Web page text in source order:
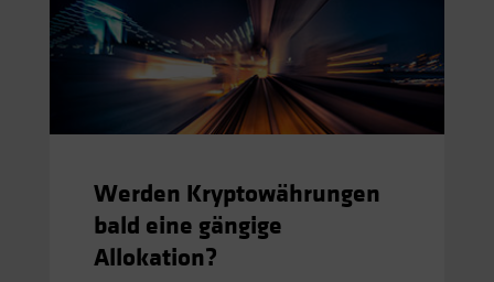
Werden Kryptowährungen
bald eine gängige
Allokation?